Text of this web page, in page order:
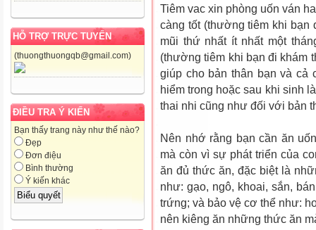
HỖ TRỢ TRỰC TUYẾN
(thuongthuongqb@gmail.com)
ĐIỀU TRA Ý KIẾN
Bạn thấy trang này như thế nào?
Đẹp
Đơn điệu
Bình thường
Ý kiến khác
Tiêm vac xin phòng uốn ván
càng tốt (thường tiêm khi bạn
mũi thứ nhất ít nhất một
(thường tiêm khi bạn đi khám
giúp cho bản thân bạn và cả
hiểm trong hoặc sau khi sinh
thai nhi cũng như đối với bản
Nên nhớ rằng bạn cần ăn
mà còn vì sự phát triển của
ăn đủ thức ăn, đặc biệt là
như: gạo, ngô, khoai, sắn,
trứng; và bảo vệ cơ thể như:
nên kiêng ăn những thức ăn